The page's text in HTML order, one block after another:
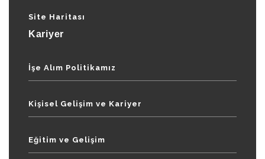
Site Haritası
Kariyer
İşe Alım Politikamız
Kişisel Gelişim ve Kariyer
Eğitim ve Gelişim